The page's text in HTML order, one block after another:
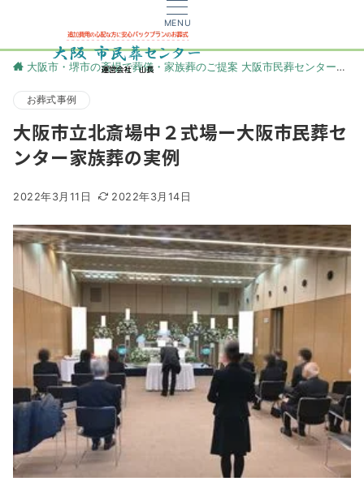
MENU
大阪市・堺市の斎場で葬儀・家族葬のご提案 大阪市民葬センター
お葬式事例
大阪市立北斎場中２式場ー大阪市民葬セ
ンター家族葬の実例
2022年3月11日 2022年3月14日